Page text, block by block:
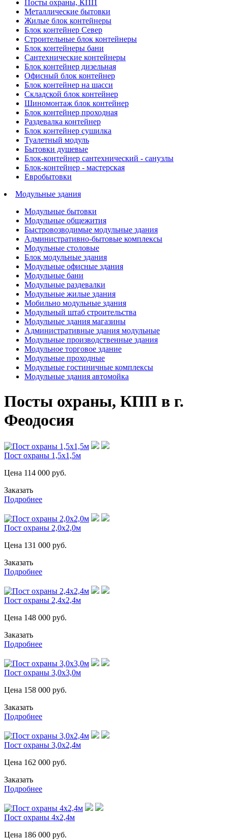
Посты охраны, КПП
Металлические бытовки
Жилые блок контейнеры
Блок контейнер Север
Строительные блок контейнеры
Блок контейнеры бани
Сантехнические контейнеры
Блок контейнер дизельная
Офисный блок контейнер
Блок контейнер на шасси
Складской блок контейнер
Шиномонтаж блок контейнер
Блок контейнер проходная
Раздевалка контейнер
Блок контейнер сушилка
Туалетный модуль
Бытовки душевые
Блок-контейнер сантехнический - санузлы
Блок-контейнер - мастерская
Евробытовки
Модульные здания
Модульные бытовки
Модульные общежития
Быстровозводимые модульные здания
Административно-бытовые комплексы
Модульные столовые
Блок модульные здания
Модульные офисные здания
Модульные бани
Модульные раздевалки
Модульные жилые здания
Мобильно модульные здания
Модульный штаб строительства
Модульные здания магазины
Административные здания модульные
Модульные производственные здания
Модульное торговое здание
Модульные проходные
Модульные гостиничные комплексы
Модульные здания автомойка
Посты охраны, КПП в г.
Феодосия
Пост охраны 1,5х1,5м
Цена 114 000 руб.
Заказать
Подробнее
Пост охраны 2,0х2,0м
Цена 131 000 руб.
Заказать
Подробнее
Пост охраны 2,4х2,4м
Цена 148 000 руб.
Заказать
Подробнее
Пост охраны 3,0х3,0м
Цена 158 000 руб.
Заказать
Подробнее
Пост охраны 3,0х2,4м
Цена 162 000 руб.
Заказать
Подробнее
Пост охраны 4х2,4м
Цена 186 000 руб.